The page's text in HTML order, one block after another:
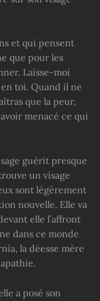
et qui pensent
que pour les
Laisse-moi
toi. Quand il ne
que la peur,
menacé ce qui
guérit presque
un visage
sont légèrement
nouvelle. Elle va
elle l’affront
dans ce monde
la déesse mère
a posé son